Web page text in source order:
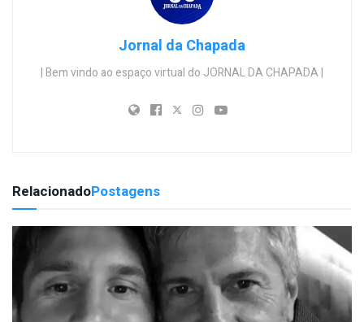
Jornal da Chapada
| Bem vindo ao espaço virtual do JORNAL DA CHAPADA |
RelacionadoPostagens